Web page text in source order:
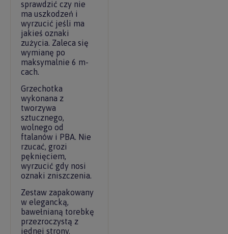
sprawdzić czy nie
ma uszkodzeń i
wyrzucić jeśli ma
jakieś oznaki
zużycia. Zaleca się
wymianę po
maksymalnie 6 m-
cach.
Grzechotka
wykonana z
tworzywa
sztucznego,
wolnego od
ftalanów i PBA. Nie
rzucać, grozi
pęknięciem,
wyrzucić gdy nosi
oznaki zniszczenia.
Zestaw zapakowany
w elegancką,
bawełnianą torebkę
przezroczystą z
jednej strony.